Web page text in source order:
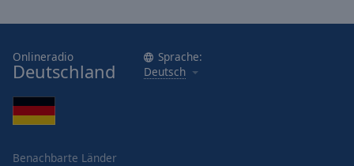
Onlineradio
Deutschland
Sprache:
Deutsch
Benachbarte Länder